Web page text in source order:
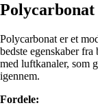
Polycarbonat
Polycarbonat er et
bedste egenskaber
med luftkanaler, som
igennem.
Fordele: